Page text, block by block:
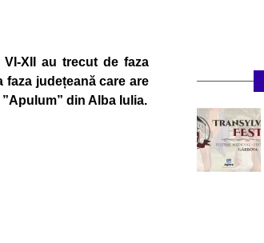
XII au trecut de faza
faza județeană care are
din Alba Iulia.